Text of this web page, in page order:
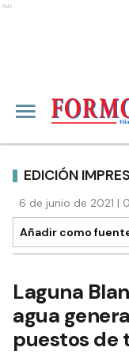
Ads
EDICIÓN
6 de junio de 2021 |
Añadir como
Laguna
agua
puestos de